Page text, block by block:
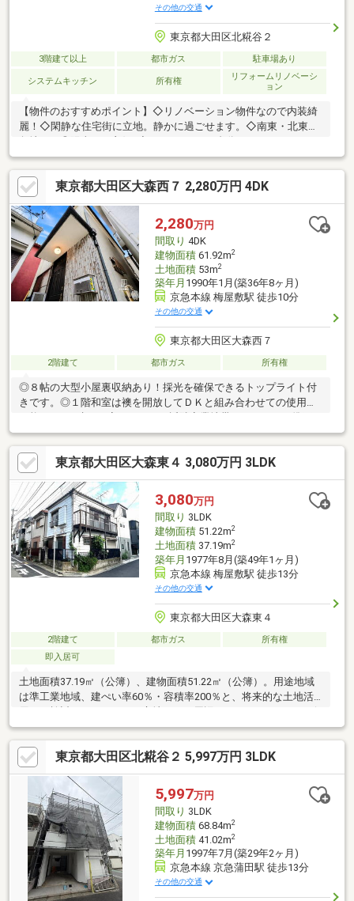
その他の交通
東京都大田区北糀谷２
3階建て以上 都市ガス 駐車場あり
システムキッチン 所有権
リフォームリノベーシ
ョン
【物件のおすすめポイント】◇リノベーション物件なので内装綺
麗！◇閑静な住宅街に立地。静かに過ごせます。◇南東・北東の
角地です◎陽当たり良好♪◇カースペース1台分（3ナンバー可・
車種による）◇スーパー、コンビニまで徒歩8分以内の便利な立
地！◇複数路線利用可能な立地にあり、通勤通学にも便利です
◎◇駅から旧呑川緑道を通るため、お?様も楽しく安全に歩けま
す。【リフォーム内容】2026.8完了予定◇全室床材・クロス貼替
◇ユニットバス交換◇キッチン交換◇洗面化粧台交換◇トイレ交
換◇照明交換◇外壁塗装◇階段リフォーム◇給湯器交換◇玄関コ
ーティング
東京都大田区大森西７ 2,280万円 4DK
2,280万円
間取り 4DK
建物面積61.92m2
土地面積53m2
築年月 1990年1月(築36年8ヶ月)
京急本線 梅屋敷駅 徒歩10分
その他の交通
東京都大田区大森西７
2階建て 都市ガス 所有権
◎８帖の大型小屋裏収納あり！採光を確保できるトップライト付
きです。◎１階和室は襖を開放してＤＫと組み合わせての使用も
業地帯）※再建築不可【返済例のご案内】月々ローンお支払い
８６，６９７円（ボーナス払いなし）頭金４６０万円 借入金
１，８２０万円 返済期間３５年 変動金利４.５５％の場合※住
宅ローンの借り入れには審査がございます。詳しくはお問合わせ
ください。
東京都大田区大森東４ 3,080万円 3LDK
3,080万円
間取り 3LDK
建物面積51.22m2
土地面積37.19m2
築年月 1977年8月(築49年1ヶ月)
京急本線 梅屋敷駅 徒歩13分
その他の交通
東京都大田区大森東４
2階建て 都市ガス
所有権
即入居可
土地面積37.19㎡（公簿）、建物面積51.22㎡（公簿）。用途地域
は準工業地域、建ぺい率60％・容積率200％と、将来的な土地活
用もご検討いただきやすい立地です。周辺にはスーパーやコンビ
ニ、ドラッグストア、公園など生活利便施設が充実しており、毎
日のお買い物にも便利な住環境。小・中学校も徒歩圏内に揃い、
子育て世帯にもおすすめです。現況の建物を生かした利用はもち
ろん、将来的な建替え用地としてもご検討いただけます。ご自身
のライフスタイルに合わせた住まいづくりが可能な一邸です。ぜ
ひ現地にて、角地ならではの開放感や周辺環境をご体感くださ
い。
東京都大田区北糀谷２ 5,997万円 3LDK
5,997万円
間取り 3LDK
建物面積68.84m2
土地面積41.02m2
築年月 1997年7月(築29年2ヶ月)
京急本線 京急蒲田駅 徒歩13分
その他の交通